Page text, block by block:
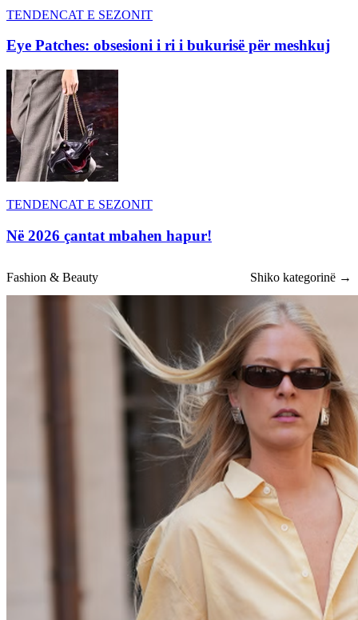
TENDENCAT E SEZONIT
Eye Patches: obsesioni i ri i bukurisë për meshkuj
TENDENCAT E SEZONIT
Në 2026 çantat mbahen hapur!
Fashion & Beauty Shiko kategorinë →